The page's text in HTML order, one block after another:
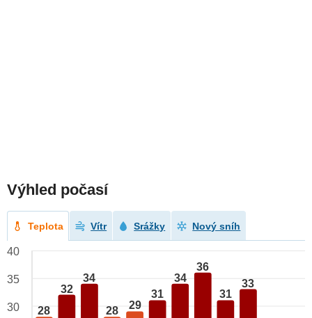
Výhled počasí
Teplota Vítr Srážky Nový sníh
28
32
34
28 29
31
34
36
31
33
40
35
30